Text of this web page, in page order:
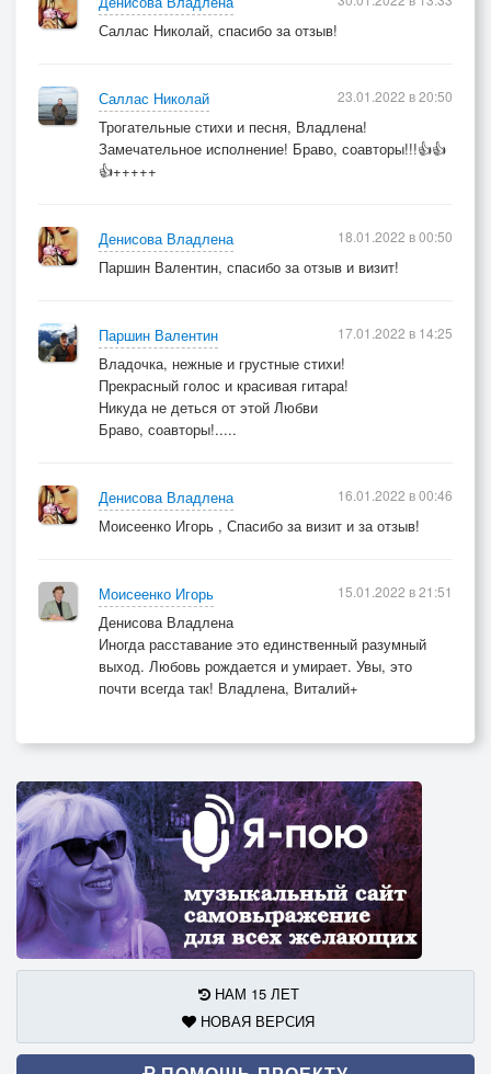
Саллас Николай, спасибо за отзыв!
Саллас Николай
Трогательные стихи и песня, Владлена!
Замечательное исполнение! Браво, соавторы!!!👍👍
👍+++++
23.01.2022 в 20:50
Денисова Владлена
Паршин Валентин, спасибо за отзыв и визит!
18.01.2022 в 00:50
Паршин Валентин
Владочка, нежные и грустные стихи!
Прекрасный голос и красивая гитара!
Никуда не деться от этой Любви
Браво, соавторы!.....
17.01.2022 в 14:25
Денисова Владлена
Моисеенко Игорь , Спасибо за визит и за отзыв!
16.01.2022 в 00:46
Моисеенко Игорь
Денисова Владлена
Иногда расставание это единственный разумный
выход. Любовь рождается и умирает. Увы, это
почти всегда так! Владлена, Виталий+
15.01.2022 в 21:51
НАМ 15 ЛЕТ
НОВАЯ ВЕРСИЯ